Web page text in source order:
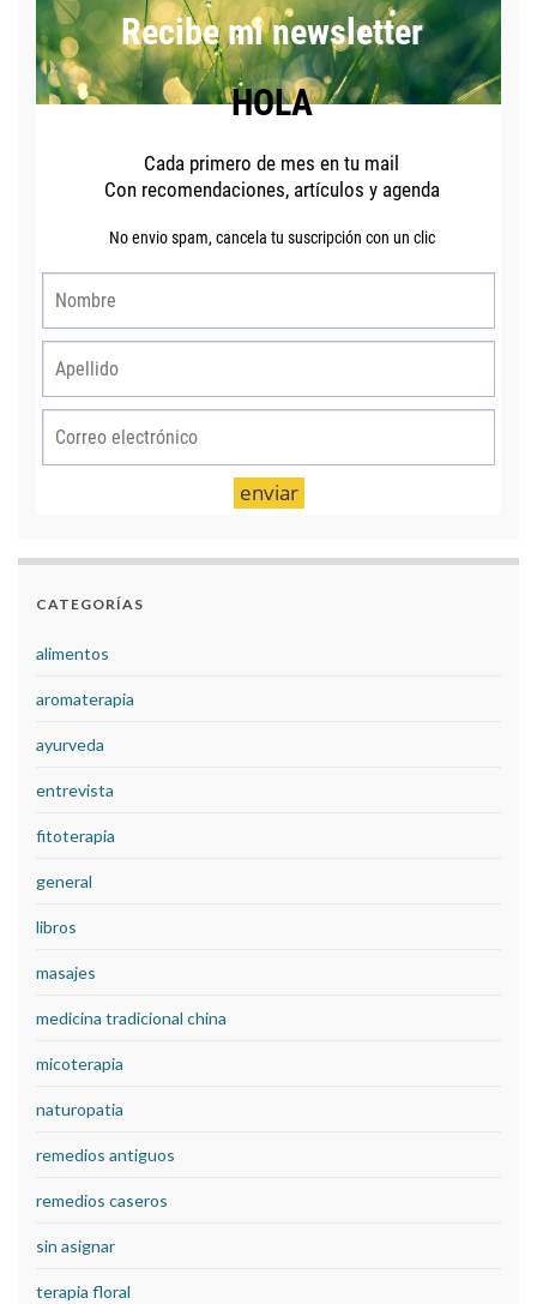
CATEGORÍAS
alimentos
aromaterapia
ayurveda
entrevista
fitoterapia
general
libros
masajes
medicina tradicional china
micoterapia
naturopatia
remedios antiguos
remedios caseros
sin asignar
terapia floral